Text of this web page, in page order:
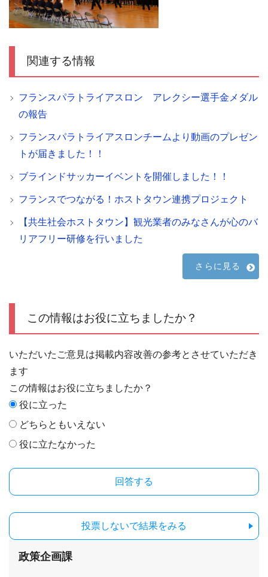
関連する情報
フランスパラトライアスロン アレクシー選手金メダル
の報告
フランスパラトライアスロンチームより動画のプレゼン
トが届きました！！
ブラインドサッカーイベントを開催しました！！
フランスでつながる！ホストタウン連携プロジェクト
【共生社会ホストタウン】観光業者のみなさんが心のバ
リアフリー研修を行いました
さらに見る
この情報はお役に立ちましたか？
いただいたご意見は掲載内容改善の参考とさせていただき
ます
この情報はお役に立ちましたか？
役に立った
どちらともいえない
役に立たなかった
投票しないで結果をみる
政策企画課